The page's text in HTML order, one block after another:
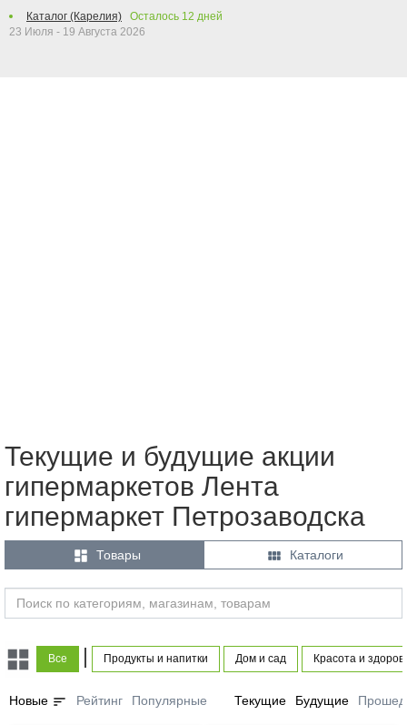
Каталог (Карелия)
Осталось 12 дней
23 Июля - 19 Августа 2026
Текущие и будущие акции
гипермаркетов Лента
гипермаркет Петрозаводска
 Товары  Каталоги
Все | Продукты и напитки Дом и сад Красота и
Новые sort Рейтинг Популярные Текущие Будущие